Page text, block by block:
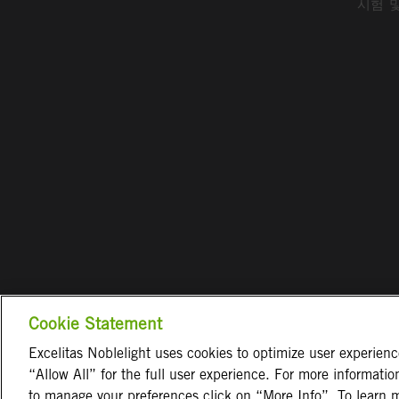
시험
웹사이
Cookie Statement
Excelitas Noblelight uses cookies to optimize user
“Allow All” for the full user experience. For more